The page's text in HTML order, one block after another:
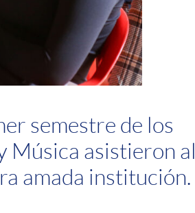
semestre de los
Música asistieron al
amada institución.